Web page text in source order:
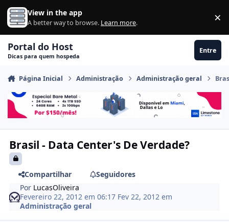
Ir para conteúdo
View in the app
A better way to browse. Learn more. ×
Portal do Host
Dicas para quem hospeda
Entre
Página Inicial Administração Administração geral
Brasil - Data Center's De Verdade?
Compartilhar
Seguidores
Por LucasOliveira
Fevereiro 22, 2012 em 06:17 Fev 22, 2012 em
Administração geral